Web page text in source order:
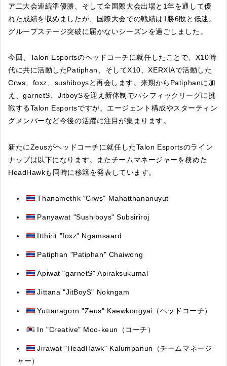
ア二大会連続準優勝、そして全国際大会出場と1年を通して優
れた成績を収めましたが、国際大会での戦績は1勝6敗と低迷。
グループステージ突破に届かないシーズンを過ごしました。
今回、Talon Esportsのヘッドコーチに就任したことで、X10時
代に共に活動したPatiphan、そしてX10、XERXIAで活動した
Crws、foxz、sushiboysと再会します。来期からPatiphanに加
え、garnetS、JitboySを迎え新体制でパシフィックリーグに挑
戦するTalon Esportsですが、エージェント構成やスターティン
グメンバーなど今後の活躍に注目が集まります。
新たにZeusがヘッドコーチに就任したTalon Esportsのライン
ナップは以下になります。またチームマネージャーを務めた
HeadHawkも同時に移籍を発表しています。
Thanamethk "Crws" Mahatthananuyut
Panyawat "Sushiboys" Subsiriroj
Itthirit "foxz" Ngamsaard
Patiphan "Patiphan" Chaiwong
Apiwat "garnetS" Apiraksukumal
Jittana "JitBoyS" Nokngam
Yuttanagorn "Zeus" Kaewkongyai（ヘッドコーチ）
In "Creative" Moo-keun（コーチ）
Jirawat "HeadHawk" Kalumpanun（チームマネージ
ャー）